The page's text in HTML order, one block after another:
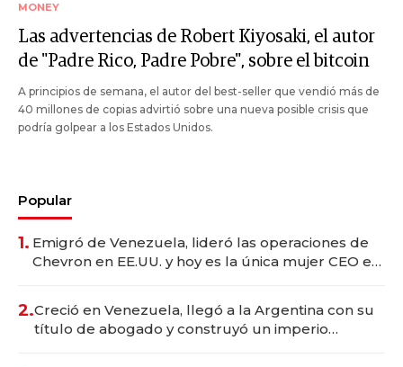
MONEY
Las advertencias de Robert Kiyosaki, el autor
de "Padre Rico, Padre Pobre", sobre el bitcoin
A principios de semana, el autor del best-seller que vendió más de
40 millones de copias advirtió sobre una nueva posible crisis que
podría golpear a los Estados Unidos.
Popular
1. Emigró de Venezuela, lideró las operaciones de
Chevron en EE.UU. y hoy es la única mujer CEO en
2.Creció en Venezuela, llegó a la Argentina con su
título de abogado y construyó un imperio